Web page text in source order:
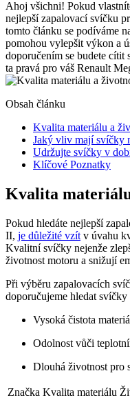
Ahoj všichni! Pokud
nejlepší zapalovací svíčku
tomto článku se podíváme
pomohou vylepšit výkon a
doporučením se budete cítit
ta pravá pro váš Renault
Obsah článku
Kvalita materiálu a
Jaký vliv mají svíčky
Udržujte svíčky v
Klíčové Poznatky
Kvalita
Pokud hledáte nejlepší
II, je důležité vzít v úvahu
Kvalitní svíčky nejenže
životnost motoru a snižují
Při výběru zapalovacích
doporučujeme hledat
Vysoká čistota
Odolnost vůči
Dlouhá životnost pro
Značka Kvalita materiálu